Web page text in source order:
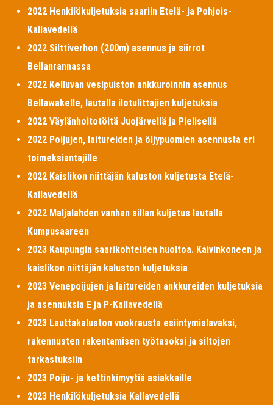
2022 Henkilökuljetuksia saariin Etelä- ja Pohjois-
Kallavedellä
2022 Silttiverhon (200m) asennus ja siirrot
Bellanrannassa
2022 Kelluvan vesipuiston ankkuroinnin asennus
Bellawakelle, lautalla ilotulittajien kuljetuksia
2022 Väylänhoitotöitä Juojärvellä ja Pielisellä
2022 Poijujen, laitureiden ja öljypuomien asennusta eri
toimeksiantajille
2022 Kaislikon niittäjän kaluston kuljetusta Etelä-
Kallavedellä
2022 Maljalahden vanhan sillan kuljetus lautalla
Kumpusaareen
2023 Kaupungin saarikohteiden huoltoa. Kaivinkoneen ja
kaislikon niittäjän kaluston kuljetuksia
2023 Venepoijujen ja laitureiden ankkureiden kuljetuksia
ja asennuksia E ja P-Kallavedellä
2023 Lauttakaluston vuokrausta esiintymislavaksi,
rakennusten rakentamisen työtasoksi ja siltojen
tarkastuksiin
2023 Poiju- ja kettinkimyytiä asiakkaille
2023 Henkilökuljetuksia Kallavedellä